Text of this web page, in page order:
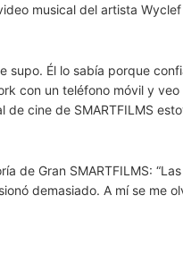
musical del artista
supo. Él lo sabía porque
con un teléfono móvil y
cine de SMARTFILMS
de Gran SMARTFILMS:
demasiado. A mí se me